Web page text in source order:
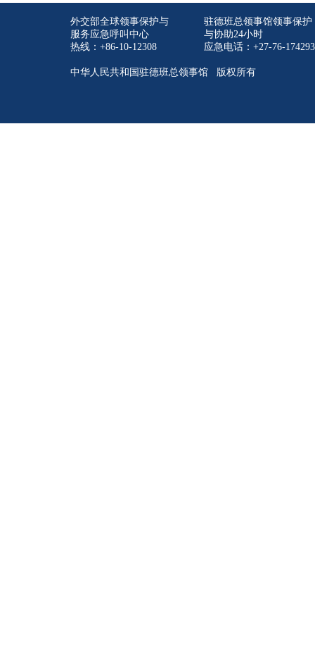
外交部全球领事保护与
服务应急呼叫中心
热线：+86-10-12308
驻德班总领事馆领事保护
与协助24小时
应急电话：+27-76-
中华人民共和国驻德班总领事馆 版权所有